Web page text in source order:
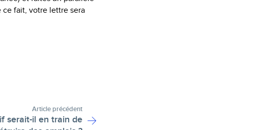
ce fait, votre lettre sera
Article précédent
serait-il en train de